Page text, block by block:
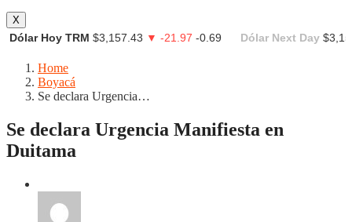
X
Dólar Hoy TRM $3,157.43 ▼ -21.97 -0.69 Dólar Next Day
Home
Boyacá
Se declara Urgencia…
Se declara Urgencia Manifiesta en
Duitama